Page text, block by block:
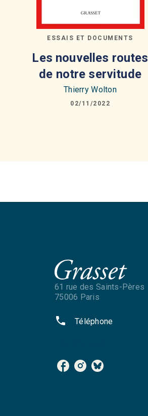
ESSAIS ET DOCUMENTS
Les nouvelles routes
de notre servitude
Thierry Wolton
02/11/2022
61 rue des Saints-Pères
75006 Paris
phone Téléphone